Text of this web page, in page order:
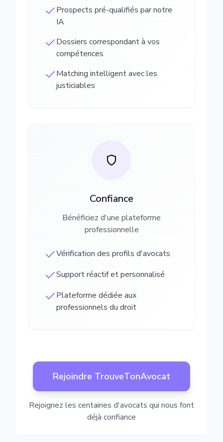
Prospects pré-qualifiés par notre
IA
Dossiers correspondant à vos
compétences
Matching intelligent avec les
justiciables
Confiance
Bénéficiez d'une plateforme
professionnelle
Vérification des profils d'avocats
Support réactif et personnalisé
Plateforme dédiée aux
professionnels du droit
Rejoindre TrouveTonAvocat
Rejoignez les centaines d'avocats qui nous font
déjà confiance